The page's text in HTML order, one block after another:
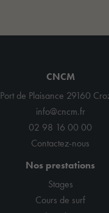
CNCM
Port de Plaisance 29160
info@cncm.fr
02 98 16 00 00
Contactez-nous
Nos prestations
Stages
Cours de surf